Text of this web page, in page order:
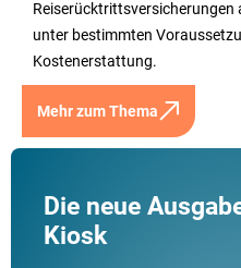
Reiserücktrittsversicherungen
unter bestimmten
Kostenerstattung.
Mehr zum Thema
Die neue
Kiosk